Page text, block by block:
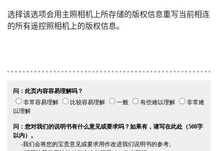
选择该选项会用主照相机上所存储的版权信息重写当前相连
的所有遥控照相机上的版权信息。